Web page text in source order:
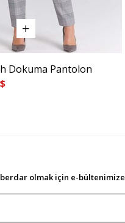
Dokuma Pantolon
olmak için e-bültenimize